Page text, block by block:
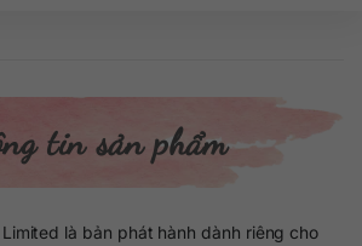
tin sản phẩm
là bản phát hành dành riêng cho